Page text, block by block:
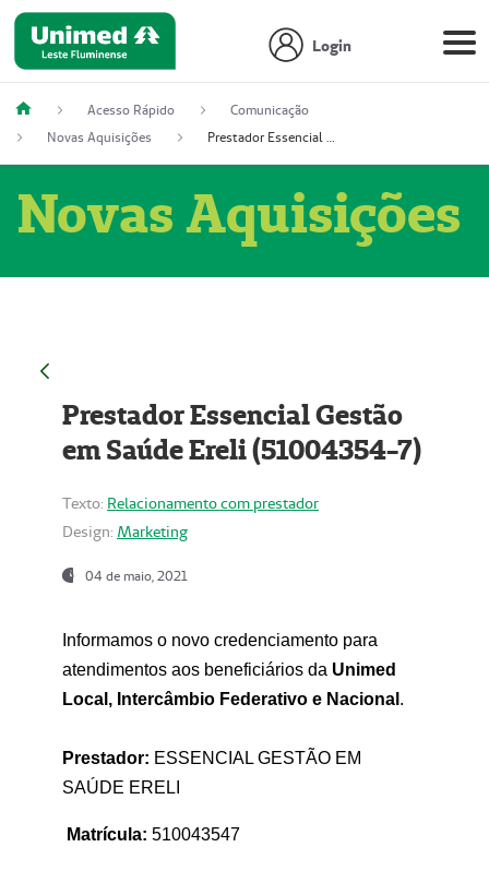
Login
Acesso Rápido
Comunicação
Novas Aquisições
Prestador Essencial Gestão em Saúde Ereli (51004354-7)
Novas Aquisições
Prestador Essencial Gestão
em Saúde Ereli (51004354-7)
Texto: Relacionamento com prestador
Design: Marketing
04 de maio, 2021
Informamos o novo credenciamento para
atendimentos aos beneficiários da Unimed
Local, Intercâmbio Federativo e Nacional .
Prestador: ESSENCIAL GESTÃO EM
SAÚDE ERELI
Matrícula: 510043547